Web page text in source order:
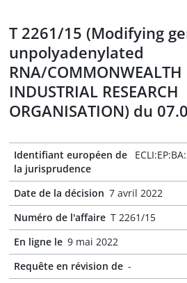
T 2261/15 (Modifying
unpolyadenylated
RNA/COMMONWEALTH
INDUSTRIAL RESEARCH
ORGANISATION) du
Identifiant européen de
la jurisprudence
Date de la décision 7 avril 2022
Numéro de l'affaire T 2261/15
En ligne le 9 mai 2022
Requête en révision de -